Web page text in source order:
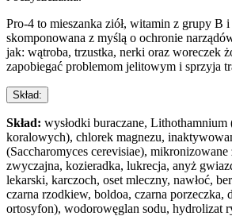
Pro-4 to mieszanka ziół, witamin z grupy B
skomponowana z myślą o ochronie
jak: wątroba, trzustka, nerki oraz woreczek
zapobiegać problemom jelitowym i sprzyja
Skład:
Skład: wysłodki buraczane, Lithothamnium
koralowych), chlorek magnezu,
(Saccharomyces cerevisiae), mikronizowane
zwyczajna, kozieradka, lukrecja, anyż
lekarski, karczoch, oset mleczny, nawłoć,
czarna rzodkiew, boldoa, czarna porzeczka,
ortosyfon), wodorowęglan sodu, hydrolizat